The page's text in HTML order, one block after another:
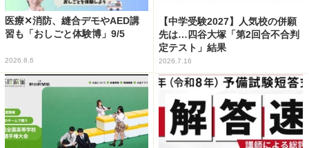
医療✕消防、縫合デモやAED講
習も「おしごと体験博」9/5
2026.8.6
【中学受験2027】人気校の併願
先は…四谷大塚「第2回合不合判
定テスト」結果
2026.7.16